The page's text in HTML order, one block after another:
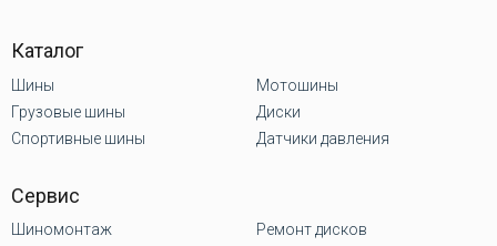
Каталог
Шины
Грузовые шины
Спортивные шины
Мотошины
Диски
Датчики давления
Сервис
Шиномонтаж
Ремонт дисков